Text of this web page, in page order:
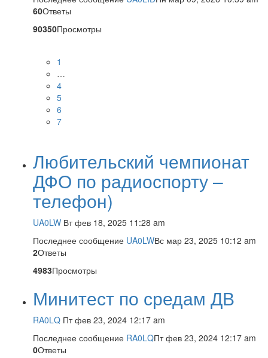
60Ответы
90350Просмотры
1
…
4
5
6
7
Любительский чемпионат
ДФО по радиоспорту –
телефон)
UA0LW Вт фев 18, 2025 11:28 am
Последнее сообщение UA0LWВс мар 23, 2025 10:12 am
2Ответы
4983Просмотры
Минитест по средам ДВ
RA0LQ Пт фев 23, 2024 12:17 am
Последнее сообщение RA0LQПт фев 23, 2024 12:17 am
0Ответы